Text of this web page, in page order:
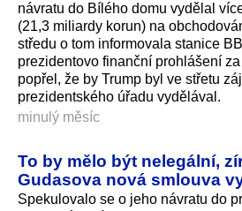
návratu do Bílého domu vydělal
(21,3 miliardy korun) na
středu o tom informovala stanice
prezidentovo finanční prohlášení
popřel, že by Trump byl ve střetu
prezidentského úřadu vydělával.
minulý měsíc
To by mělo být nelegální,
Gudasova nová smlouva
Spekulovalo se o jeho návratu do